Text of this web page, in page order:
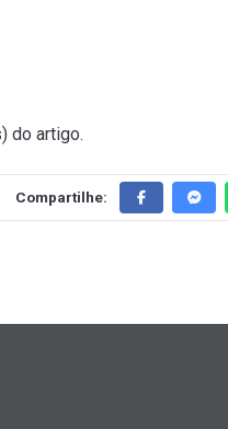
do artigo.
Compartilhe: